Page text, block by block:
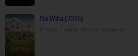
Na Willa (2026)